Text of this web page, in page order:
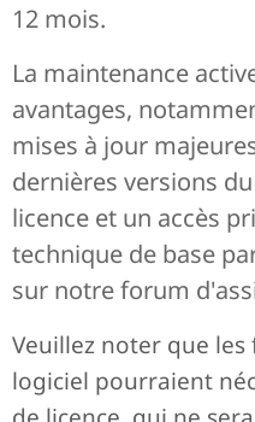
12 mois.
La maintenance
avantages,
mises à jour
dernières versions
licence et un accès
technique de base
sur notre forum
Veuillez noter que
logiciel pourraient